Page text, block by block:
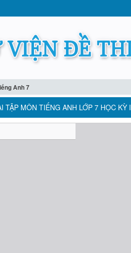
Anh 7
TẬP MÔN TIẾNG ANH LỚP 7 HỌC KỲ I